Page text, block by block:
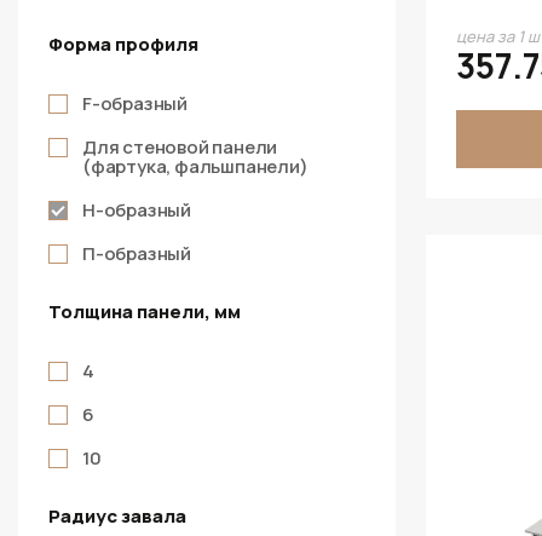
Аламбра Тёмная
Альпийский Шифер Тёмный
Антарес
Белый
Белый (под покраску)
Берёза Сандал
Бетон
Форма профиля
F-образный
Для стеновой панели
(фартука, фальшпанели)
Н-образный
П-образный
Толщина панели, мм
4
6
10
Радиус завала
цена за 1